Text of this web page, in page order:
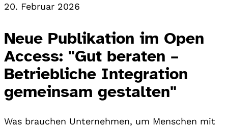
20. Februar 2026
Neue Publikation im Open
Access: "Gut beraten –
Betriebliche Integration
gemeinsam gestalten"
Was brauchen Unternehmen, um Menschen mit